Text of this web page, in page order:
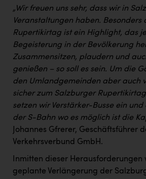
Passage Linz
PÜSPÖK
REMAX
RE/MAX Welcome
Resch&Frisch
RUBBLE MASTER
SCRI - Salzburg Cancer Research
„Wir freuen uns sehr, dass wir in
Veranstaltungen haben. Besonders
Rupertikirtag ist ein Highlight, das
Begeisterung in der Bevölkerung
Zusammensitzen, plaudern und
genießen – so soll es sein. Um die
den Umlandgemeinden aber auch
sicher zum Salzburger
setzen wir Verstärker-Busse ein
der S-Bahn wo es möglich ist die
Johannes Gfrerer, Geschäftsführer
Verkehrsverbund GmbH.
Inmitten dieser Herausforderungen
geplante Verlängerung der